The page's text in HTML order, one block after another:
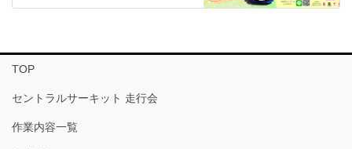
TOP
セントラルサーキット 走行会
作業内容一覧